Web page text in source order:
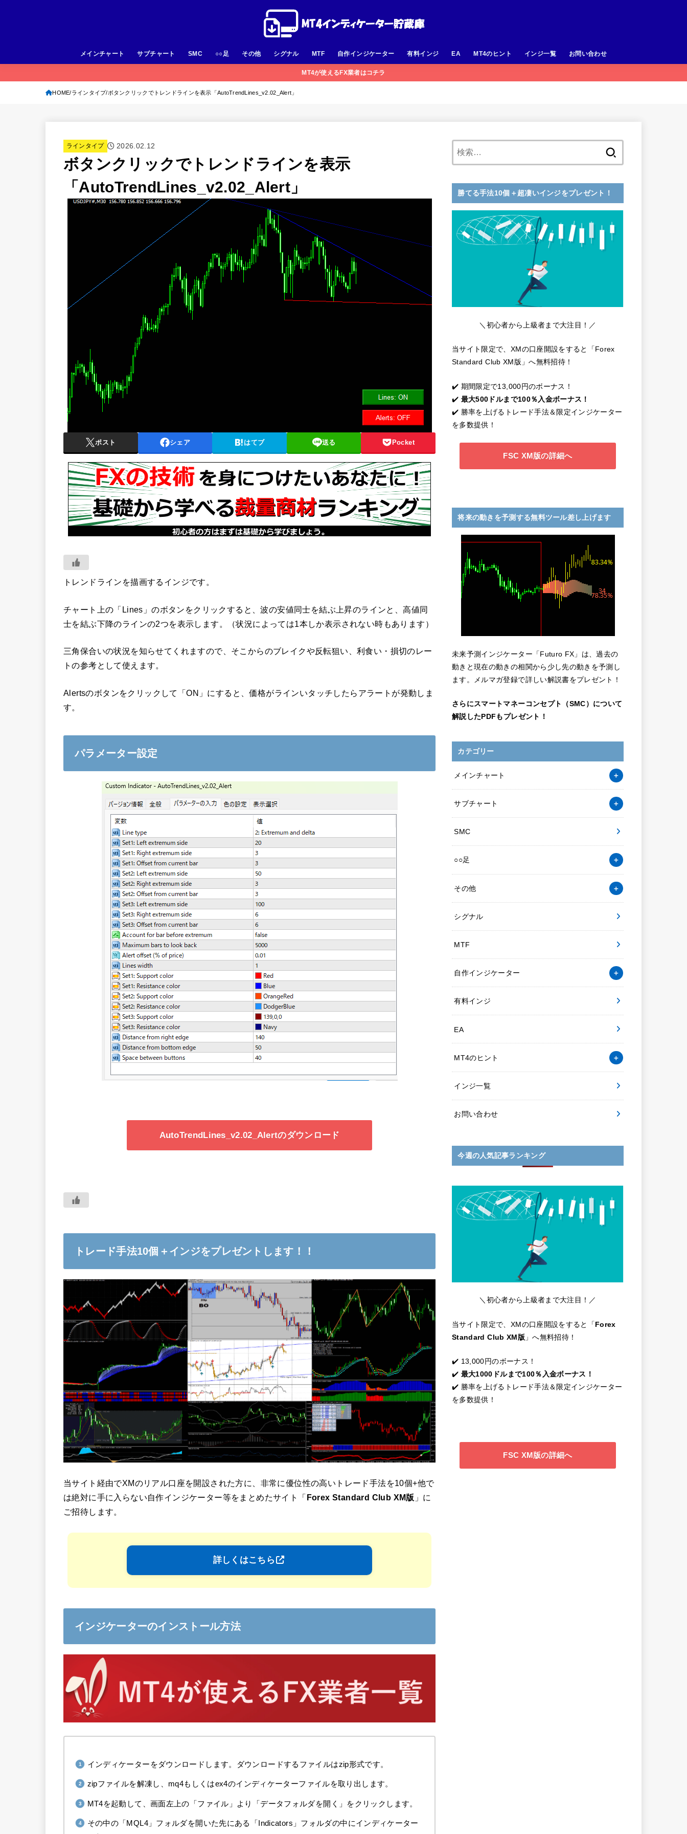
メインチャート サブチャート SMC ○○足 その他 シグナル MTF 自作インジケーター 有料インジ EA MT4のヒント インジ一覧 お問い合わせ
MT4が使えるFX業者はコチラ
HOME ラインタイプ ボタンクリックでトレンドラインを表示「AutoTrendLines_v2.02_Alert」
ラインタイプ 2026.02.12
ボタンクリックでトレンドラインを表示
「AutoTrendLines_v2.02_Alert」
ポスト シェア はてブ 送る Pocket
トレンドラインを描画するインジです。
チャート上の「Lines」のボタンをクリックすると、波の安値同士を結ぶ上昇のラインと、高値同
士を結ぶ下降のラインの2つを表示します。（状況によっては1本しか表示されない時もあります）
三角保合いの状況を知らせてくれますので、そこからのブレイクや反転狙い、利食い・損切のレー
トの参考として使えます。
Alertsのボタンをクリックして「ON」にすると、価格がラインいタッチしたらアラートが発動しま
す。
パラメーター設定
AutoTrendLines_v2.02_Alertのダウンロード
トレード手法10個＋インジをプレゼントします！！
当サイト経由でXMのリアル口座を開設された方に、非常に優位性の高いトレード手法を10個+他で
は絶対に手に入らない自作インジケーター等をまとめたサイト「 Forex Standard Club XM版 」に
ご招待します。
詳しくはこちら
インジケーターのインストール方法
インディケーターをダウンロードします。ダウンロードするファイルはzip形式です。
zipファイルを解凍し、mq4もしくはex4のインディケーターファイルを取り出します。
MT4を起動して、画面左上の「ファイル」より「データフォルダを開く」をクリックします。
その中の「MQL4」フォルダを開いた先にある「Indicators」フォルダの中にインディケーター
勝てる手法10個＋超凄いインジをプレゼント！
＼初心者から上級者まで大注目！／
当サイト限定で、XMの口座開設をすると「Forex
Standard Club XM版」へ無料招待！
✔️ 期間限定で13,000円のボーナス！
✔️ 最大500ドルまで100％入金ボーナス！
✔️ 勝率を上げるトレード手法＆限定インジケーター
を多数提供！
FSC XM版の詳細へ
将来の動きを予測する無料ツール差し上げます
未来予測インジケーター「Futuro FX」は、過去の
動きと現在の動きの相関から少し先の動きを予測し
ます。メルマガ登録で詳しい解説書をプレゼント！
さらにスマートマネーコンセプト（SMC）について
解説したPDFもプレゼント！
カテゴリー
メインチャート
サブチャート
SMC
○○足
その他
シグナル
MTF
自作インジケーター
有料インジ
EA
MT4のヒント
インジ一覧
お問い合わせ
今週の人気記事ランキング
＼初心者から上級者まで大注目！／
当サイト限定で、XMの口座開設をすると「Forex
Standard Club XM版 」へ無料招待！
✔️ 13,000円のボーナス！
✔️ 最大1000ドルまで100％入金ボーナス！
✔️ 勝率を上げるトレード手法＆限定インジケーター
を多数提供！
FSC XM版の詳細へ